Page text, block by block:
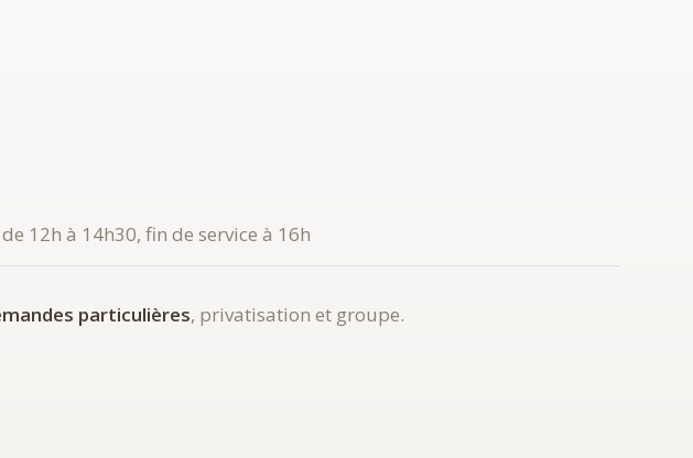
12h à 14h30, fin de service à 16h
particulières, privatisation et groupe.